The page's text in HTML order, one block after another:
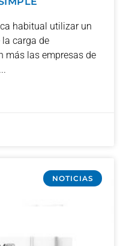
habitual utilizar un
la carga de
más las empresas de
NOTICIAS